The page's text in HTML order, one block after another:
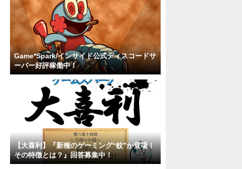
Game*Spark/インサイド公式ディスコードサ
ーバー好評稼働中！
【大喜利】『新種のゲーミング“蚊”が登場！
その特徴とは？』回答募集中！